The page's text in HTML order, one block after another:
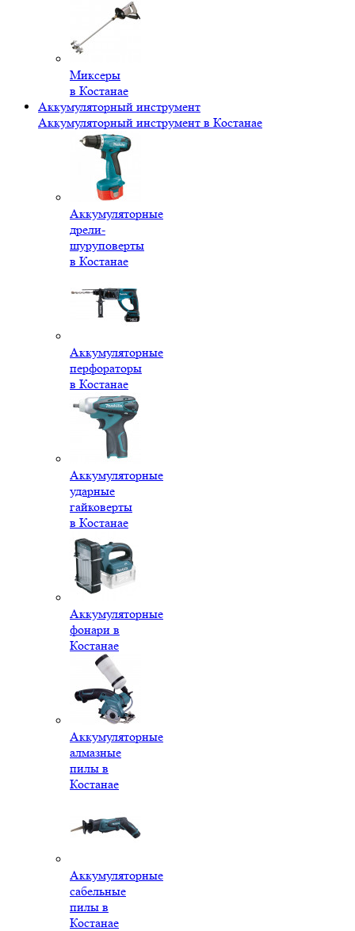
Миксеры
в Костанае
Аккумуляторный инструмент
Аккумуляторный инструмент в Костанае
Аккумуляторные
дрели-
шуруповерты
в Костанае
Аккумуляторные
перфораторы
в Костанае
Аккумуляторные
ударные
гайковерты
в Костанае
Аккумуляторные
фонари в
Костанае
Аккумуляторные
алмазные
пилы в
Костанае
Аккумуляторные
сабельные
пилы в
Костанае